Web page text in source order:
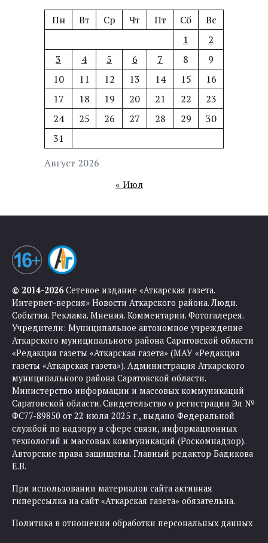
Август 2026
Пн Вт Ср Чт Пт Сб
Вс
1
2
3
4 5 6 7 8
9
10
11 12 13 14 15
16
17
18 19 20 21 22
23
24
25 26 27 28 29
30
31
« Июл
© 2014-2026Сетевое издание «Аткарская газета.
Интернет-версия» Новости Аткарского района. Люди.
События. Реклама. Мнения. Комментарии. Фотогалерея.
Учредители: Муниципальное автономное учреждение
Аткарского муниципального района Саратовской области
«Редакция газеты «Аткарская газета» (МАУ «Редакция
газеты «Аткарская газета»). Администрация Аткарского
муниципального района Саратовской области.
Министерство информации и массовых коммуникаций
Саратовской области. Свидетельство о регистрации Эл №
ФС77-89850 от 22 июля 2025 г., выдано Федеральной
службой по надзору в сфере связи, информационных
технологий и массовых коммуникаций (Роскомнадзор).
Авторские права защищены. Главный редактор Бадикова
Е.В.
При использовании материалов сайта активная
гиперссылка на сайт «Аткарская газета» обязательна.
Политика в отношении обработки персональных данных